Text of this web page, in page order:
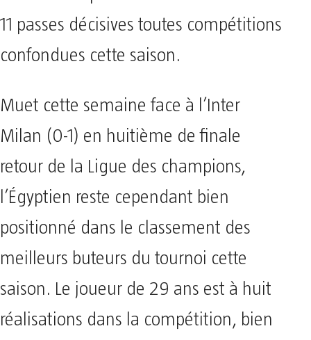
11 passes décisives toutes compétitions
confondues cette saison.
Muet cette semaine face à l’Inter
Milan (0-1) en huitième de finale
retour de la Ligue des champions,
l’Égyptien reste cependant bien
positionné dans le classement des
meilleurs buteurs du tournoi cette
saison. Le joueur de 29 ans est à huit
réalisations dans la compétition, bien